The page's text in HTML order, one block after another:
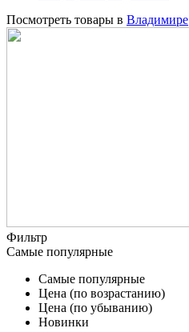
Посмотреть товары в Владимире
Фильтр
Самые популярные
Самые популярные
Цена (по возрастанию)
Цена (по убыванию)
Новинки